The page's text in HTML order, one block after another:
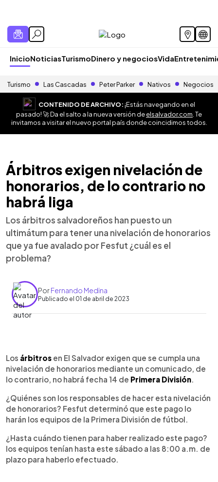
InicioNoticiasTurismoDinero y negociosVida
Turismo Las Cascadas Peter Parker Nativos Negocios
CONTENIDO DE ARCHIVO:¡Estás navegando en el
pasado! 🚀 Da el salto a la nueva versión deelsalvador.com . Te
invitamos a visitar el nuevo portal país donde coincidimos todos.
Árbitros exigen nivelación de
honorarios, de lo contrario no
habrá liga
Los árbitros salvadoreños han puesto un
ultimátum para tener una nivelación de honorarios
que ya fue avalado por Fesfut ¿cuál es el
problema?
PorFernando Medina
Publicado el 01 de abril de 2023
► Escuchar artículo
Los árbitros en El Salvador exigen que se cumpla una
nivelación de honorarios mediante un comunicado, de
lo contrario, no habrá fecha 14 de Primera División.
¿Quiénes son los responsables de hacer esta nivelación
de honorarios? Fesfut determinó que este pago lo
harán los equipos de la Primera División de fútbol.
¿Hasta cuándo tienen para haber realizado este pago?
los equipos tenían hasta este sábado a las 8:00 a.m. de
plazo para haberlo efectuado.